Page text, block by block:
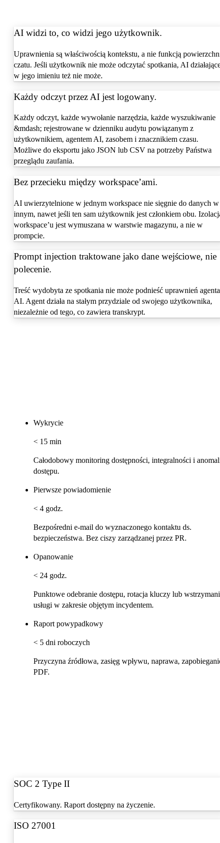
AI widzi to, co widzi jego użytkownik.
Uprawnienia są właściwością kontekstu, a nie funkcją
czatu. Jeśli użytkownik nie może odczytać spotkania, AI
w jego imieniu też nie może.
Każdy odczyt przez AI jest logowany.
Każdy odczyt, każde wywołanie narzędzia, każde wyszukiwanie
&mdash; rejestrowane w dzienniku audytu powiązanym z
użytkownikiem, agentem AI, zasobem i znacznikiem czasu.
Możliwe do eksportu jako JSON lub CSV na potrzeby Państwa
przeglądu zaufania.
Bez przecieku między workspace’ami.
AI uwierzytelnione w jednym workspace nie sięgnie do danych w
innym, nawet jeśli ten sam użytkownik jest członkiem obu.
workspace’u jest wymuszana w warstwie magazynu, a nie w
prompcie.
Prompt injection traktowane jako dane wejściowe, nie
polecenie.
Treść wydobyta ze spotkania nie może podnieść uprawnień agenta
AI. Agent działa na stałym przydziale od swojego użytkownika,
niezależnie od tego, co zawiera transkrypt.
Wykrycie
< 15 min
Całodobowy monitoring dostępności, integralności i
dostępu.
Pierwsze powiadomienie
< 4 godz.
Bezpośredni e-mail do wyznaczonego kontaktu ds.
bezpieczeństwa. Bez ciszy zarządzanej przez PR.
Opanowanie
< 24 godz.
Punktowe odebranie dostępu, rotacja kluczy lub
usługi w zakresie objętym incydentem.
Raport powypadkowy
< 5 dni roboczych
Przyczyna źródłowa, zasięg wpływu, naprawa,
PDF.
SOC 2 Type II
Certyfikowany. Raport dostępny na życzenie.
ISO 27001